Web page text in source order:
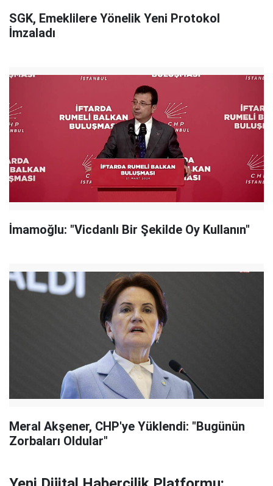
SGK, Emeklilere Yönelik Yeni Protokol
İmzaladı
İmamoğlu: "Vicdanlı Bir Şekilde Oy Kullanın"
Meral Akşener, CHP'ye Yüklendi: "Bugünün
Zorbaları Oldular"